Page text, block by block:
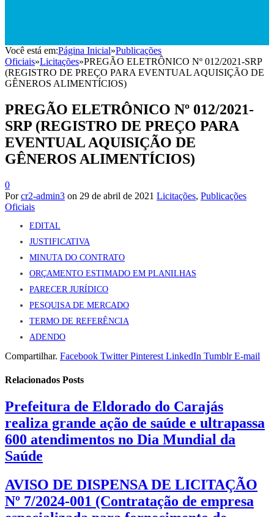
Você está em:Página Inicial»Publicações
Oficiais»Licitações»PREGÃO ELETRÔNICO Nº 012/2021-SRP
(REGISTRO DE PREÇO PARA EVENTUAL AQUISIÇÃO DE
GÊNEROS ALIMENTÍCIOS)
PREGÃO ELETRÔNICO Nº 012/2021-
SRP (REGISTRO DE PREÇO PARA
EVENTUAL AQUISIÇÃO DE
GÊNEROS ALIMENTÍCIOS)
0
Porcr2-admin3 on 29 de abril de 2021 Licitações, Publicações
Oficiais
EDITAL
JUSTIFICATIVA
MINUTA DO CONTRATO
ORÇAMENTO ESTIMADO EM PLANILHAS
PARECER JURÍDICO
PESQUISA DE MERCADO
TERMO DE REFERÊNCIA
ADENDO
Compartilhar. Facebook Twitter Pinterest LinkedIn Tumblr E-mail
Relacionados Posts
Prefeitura de Eldorado do Carajás
realiza grande ação de saúde e ultrapassa
600 atendimentos no Dia Mundial da
Saúde
AVISO DE DISPENSA DE LICITAÇÃO
Nº 7/2024-001 (Contratação de empresa